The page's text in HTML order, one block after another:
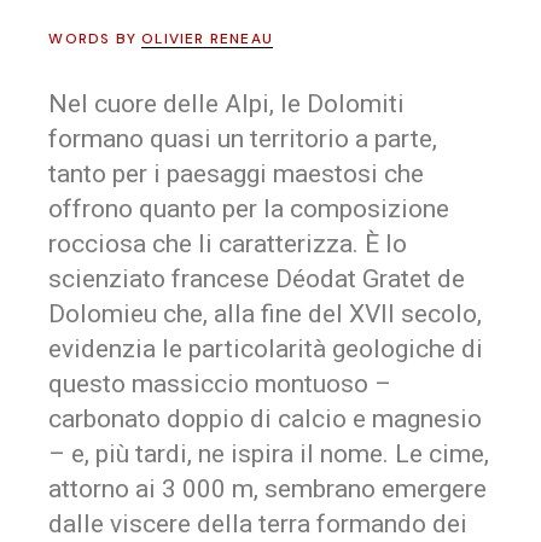
WORDS BYOLIVIER RENEAU
Nel cuore delle Alpi, le Dolomiti
formano quasi un territorio a parte,
tanto per i paesaggi maestosi che
offrono quanto per la composizione
rocciosa che li caratterizza. È lo
scienziato francese Déodat Gratet de
Dolomieu che, alla fine del XVII secolo,
evidenzia le particolarità geologiche di
questo massiccio montuoso –
carbonato doppio di calcio e magnesio
– e, più tardi, ne ispira il nome. Le cime,
attorno ai 3 000 m, sembrano emergere
dalle viscere della terra formando dei